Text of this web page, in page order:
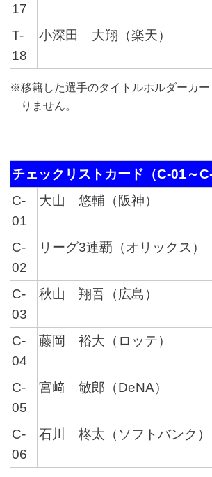
17
T-
18
小深田 大翔（楽天）
※移籍した選手のタイトルホルダーカ
りません。
チェックリストカード（C-01～
C-
01
大山 悠輔（阪神）
C-
02
リーグ3連覇（オリックス）
C-
03
秋山 翔吾（広島）
C-
04
藤岡 裕大（ロッテ）
C-
05
宮﨑 敏郎（DeNA）
C-
06
石川 柊太（ソフトバンク）